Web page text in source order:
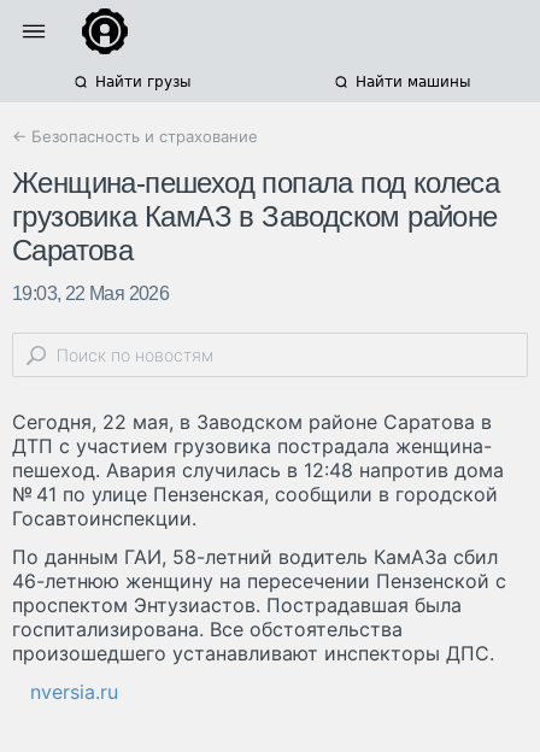
Найти грузы Найти машины
← Безопасность и страхование
Женщина-пешеход попала под колеса
грузовика КамАЗ в Заводском районе
Саратова
19:03, 22 Мая 2026
Сегодня, 22 мая, в Заводском районе Саратова в
ДТП с участием грузовика пострадала женщина-
пешеход. Авария случилась в 12:48 напротив дома
№ 41 по улице Пензенская, сообщили в городской
Госавтоинспекции.
По данным ГАИ, 58-летний водитель КамАЗа сбил
46-летнюю женщину на пересечении Пензенской с
проспектом Энтузиастов. Пострадавшая была
госпитализирована. Все обстоятельства
произошедшего устанавливают инспекторы ДПС.
nversia.ru